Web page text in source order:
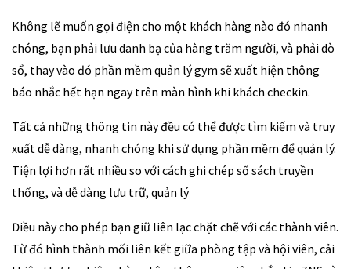
Không lẽ muốn gọi điện cho một khách hàng nào đó nhanh
chóng, bạn phải lưu danh bạ của hàng trăm người, và phải dò
sổ, thay vào đó phần mềm quản lý gym sẽ xuất hiện thông
báo nhắc hết hạn ngay trên màn hình khi khách checkin.
Tất cả những thông tin này đều có thể được tìm kiếm và truy
xuất dễ dàng, nhanh chóng khi sử dụng phần mềm để quản lý.
Tiện lợi hơn rất nhiều so với cách ghi chép sổ sách truyền
thống, và dễ dàng lưu trữ, quản lý
Điều này cho phép bạn giữ liên lạc chặt chẽ với các thành viên.
Từ đó hình thành mối liên kết giữa phòng tập và hội viên, cải